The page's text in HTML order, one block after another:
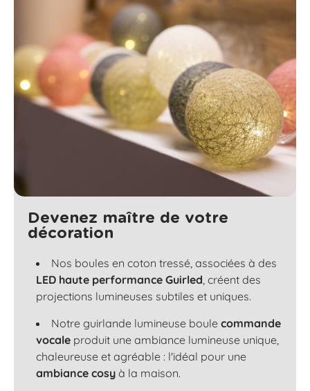
Devenez maître de votre
décoration
Nos boules en coton tressé, associées à des
LED haute performance Guirled , créent des
projections lumineuses subtiles et uniques.
Notre guirlande lumineuse boule commande
vocale produit une ambiance lumineuse unique,
chaleureuse et agréable : l'idéal pour une
ambiance cosy à la maison.